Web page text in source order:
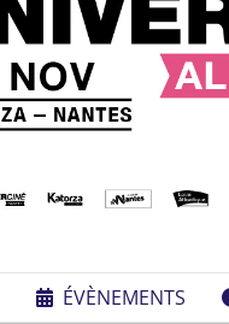
ÉVÈNEMENTS